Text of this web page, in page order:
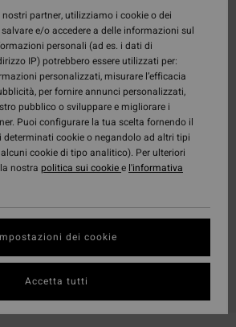
partner, utilizziamo i cookie o dei
e/o accedere a delle informazioni sul
personali (ad es. i dati di
IP) potrebbero essere utilizzati per:
personalizzati, misurare l’efficacia
per fornire annunci personalizzati,
pubblico o sviluppare e migliorare i
Puoi configurare la tua scelta fornendo il
determinati cookie o negandolo ad altri tipi
cookie di tipo analitico). Per ulteriori
nostra politica sui cookiee l'informativa
dei cookie
Accetta tutti